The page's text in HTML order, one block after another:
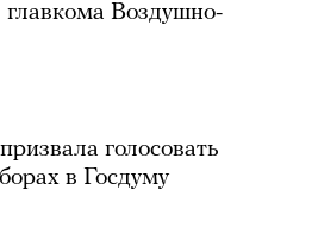
Воздушно-
голосовать
в Госдуму